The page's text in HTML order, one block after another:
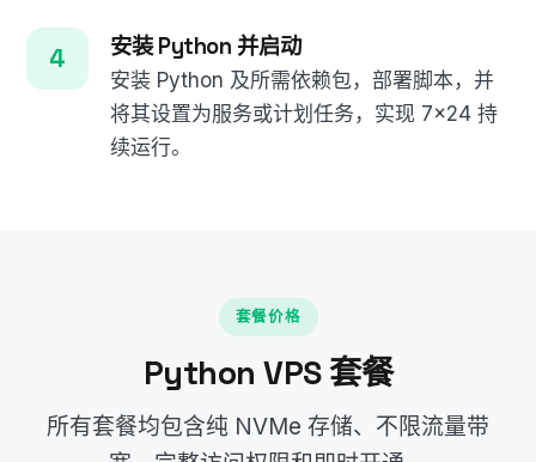
安装 Python 并启动
安装 Python 及所需依赖包，部署脚本，并
将其设置为服务或计划任务，实现 7×24 持
续运行。
套餐价格
Python VPS 套餐
所有套餐均包含纯 NVMe 存储、不限流量带